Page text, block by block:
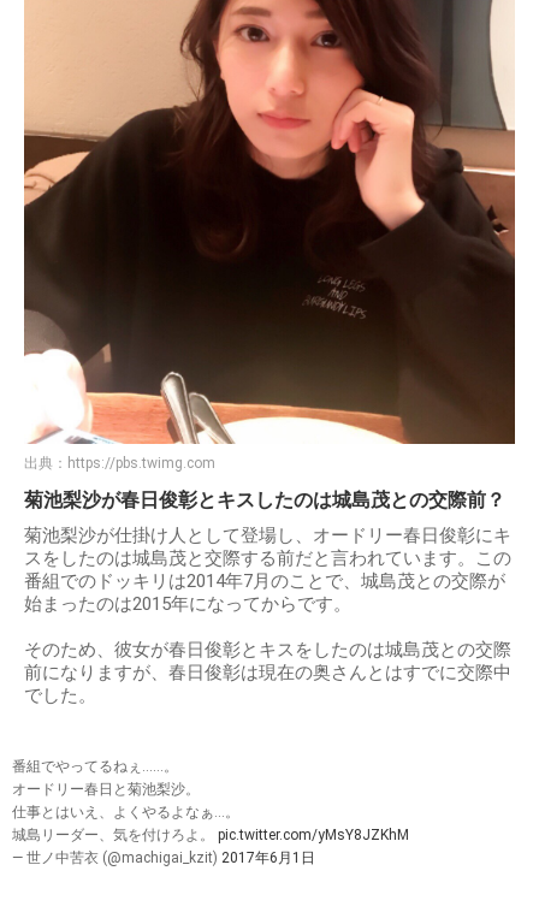
出典： https://pbs.twimg.com
菊池梨沙が春日俊彰とキスしたのは城島茂との交際前？
菊池梨沙が仕掛け人として登場し、オードリー春日俊彰にキ
スをしたのは城島茂と交際する前だと言われています。この
番組でのドッキリは2014年7月のことで、城島茂との交際が
始まったのは2015年になってからです。
そのため、彼女が春日俊彰とキスをしたのは城島茂との交際
前になりますが、春日俊彰は現在の奥さんとはすでに交際中
でした。
番組でやってるねぇ……。
オードリー春日と菊池梨沙。
仕事とはいえ、よくやるよなぁ…。
城島リーダー、気を付けろよ。 pic.twitter.com/yMsY8JZKhM
— 世ノ中苦衣 (@machigai_kzit) 2017年6月1日